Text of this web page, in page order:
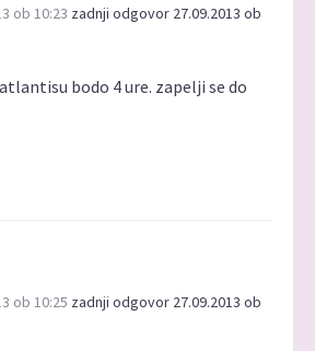
ob 10:23 zadnji odgovor 27.09.2013 ob
bodo 4 ure. zapelji se do
ob 10:25 zadnji odgovor 27.09.2013 ob